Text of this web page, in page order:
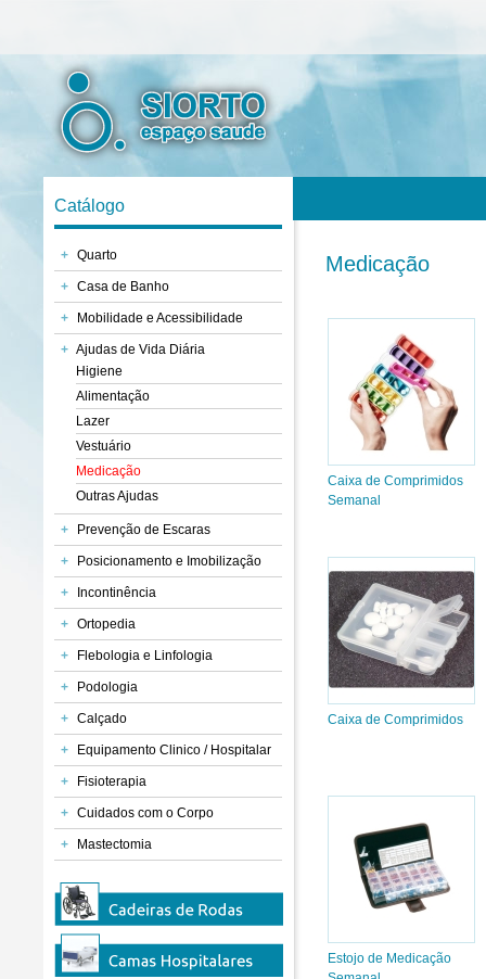
Catálogo
+ Quarto
+ Casa de Banho
+ Mobilidade e Acessibilidade
+ Ajudas de Vida Diária
Higiene
Alimentação
Lazer
Vestuário
Medicação
Outras Ajudas
+ Prevenção de Escaras
+ Posicionamento e Imobilização
+ Incontinência
+ Ortopedia
+ Flebologia e Linfologia
+ Podologia
+ Calçado
+ Equipamento Clinico / Hospitalar
+ Fisioterapia
+ Cuidados com o Corpo
+ Mastectomia
Medicação
Caixa de Comprimidos
Semanal
Caixa de Comprimidos
Estojo de Medicação